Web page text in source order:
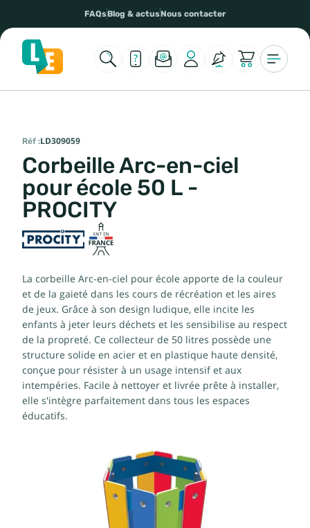
FAQsBlog & actusNous contacter
Réf :LD309059
Corbeille Arc-en-ciel
pour école 50 L -
PROCITY
La corbeille Arc-en-ciel pour école apporte de la couleur
et de la gaieté dans les cours de récréation et les aires
de jeux. Grâce à son design ludique, elle incite les
enfants à jeter leurs déchets et les sensibilise au respect
de la propreté. Ce collecteur de 50 litres possède une
structure solide en acier et en plastique haute densité,
conçue pour résister à un usage intensif et aux
intempéries. Facile à nettoyer et livrée prête à installer,
elle s'intègre parfaitement dans tous les espaces
éducatifs.